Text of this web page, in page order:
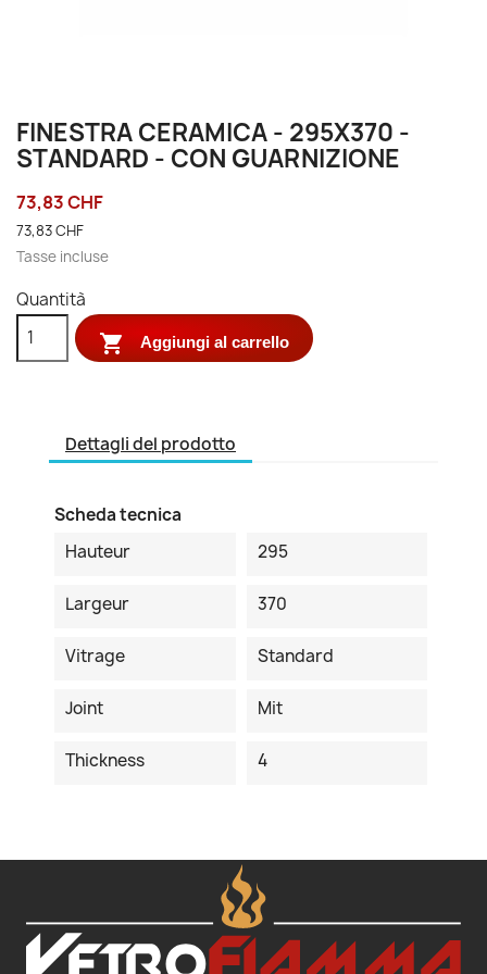
FINESTRA CERAMICA - 295X370 -
STANDARD - CON GUARNIZIONE
73,83 CHF
73,83 CHF
Tasse incluse
Quantità
 Aggiungi al carrello
Dettagli del prodotto
Scheda tecnica
Hauteur
295
Largeur 370
Vitrage Standard
Joint Mit
Thickness 4